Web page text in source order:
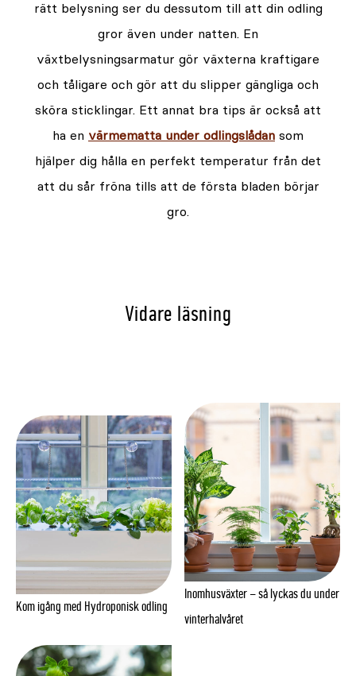
rätt belysning ser du dessutom till att din odling
gror även under natten. En
växtbelysningsarmatur gör växterna kraftigare
och tåligare och gör att du slipper gängliga och
sköra sticklingar. Ett annat bra tips är också att
ha en värmematta under odlingslådan som
hjälper dig hålla en perfekt temperatur från det
att du sår fröna tills att de första bladen börjar
gro.
Vidare läsning
Kom igång med Hydroponisk odling
Inomhusväxter – så lyckas du under
vinterhalvåret